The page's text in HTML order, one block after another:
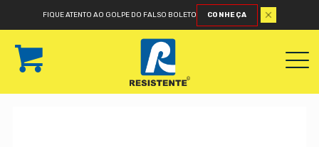
FIQUE ATENTO AO GOLPE DO FALSO BOLETO CONHEÇA